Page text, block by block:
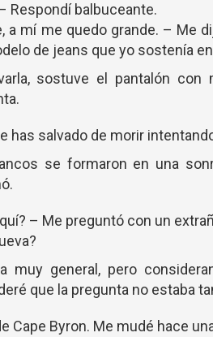
Respondí balbuceante.
a mí me quedo grande. – Me
de jeans que yo sostenía
sostuve el pantalón
has salvado de morir
se formaron en una
– Me preguntó con un
muy general, pero
que la pregunta no estaba
Cape Byron. Me mudé hace